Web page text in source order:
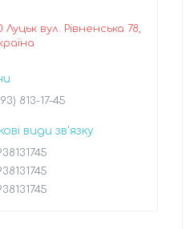
Луцьк вул. Рівненська 78,
813-17-45